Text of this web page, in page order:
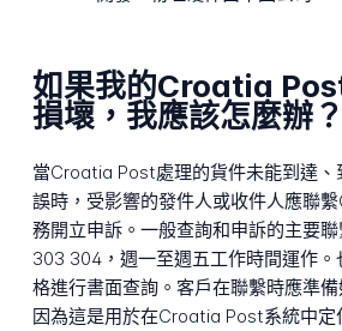
如果我的Croatia
損壞，我應該怎麼辦？
當Croatia Post處理的貨件未能到達、
誤時，受影響的發件人或收件人應聯
務開立申訴。一般查詢和申訴的主要
303 304，週一至週五工作時間運作。
格進行書面查詢。客戶在聯繫時應準備
因為這是用於在Croatia Post系統中定